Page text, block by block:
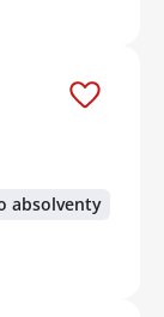
absolventy